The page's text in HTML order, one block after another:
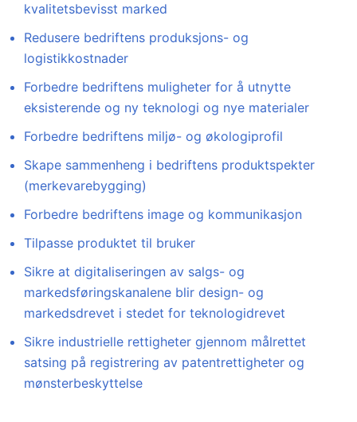
kvalitetsbevisst marked
Redusere bedriftens produksjons- og
logistikkostnader
Forbedre bedriftens muligheter for å utnytte
eksisterende og ny teknologi og nye materialer
Forbedre bedriftens miljø- og økologiprofil
Skape sammenheng i bedriftens produktspekter
(merkevarebygging)
Forbedre bedriftens image og kommunikasjon
Tilpasse produktet til bruker
Sikre at digitaliseringen av salgs- og
markedsføringskanalene blir design- og
markedsdrevet i stedet for teknologidrevet
Sikre industrielle rettigheter gjennom målrettet
satsing på registrering av patentrettigheter og
mønsterbeskyttelse